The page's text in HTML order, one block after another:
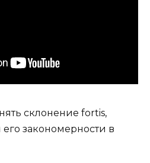
склонение fortis,
закономерности в